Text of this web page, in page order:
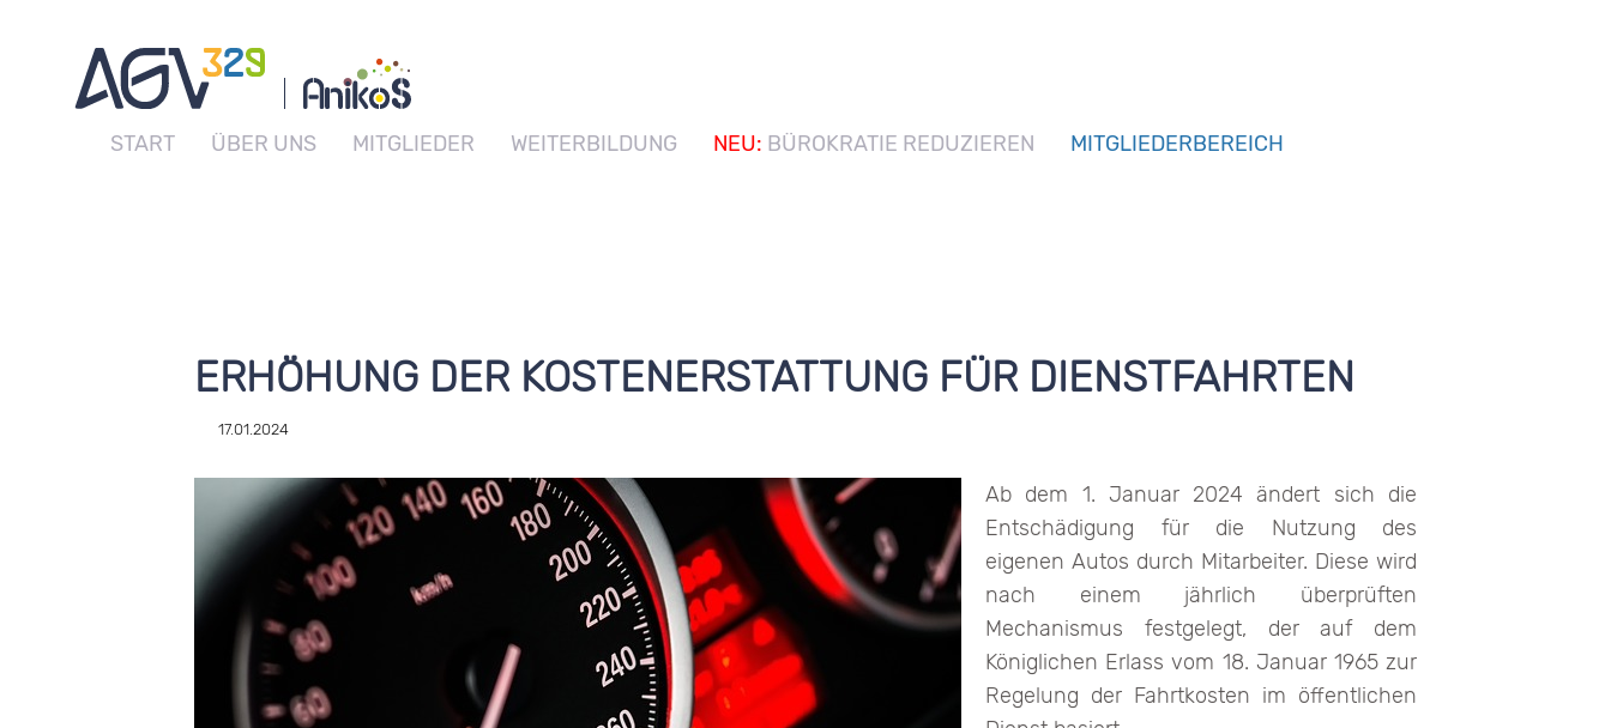
START ÜBER UNS MITGLIEDER WEITERBILDUNG NEU: BÜROKRATIE REDUZIEREN MITGLIEDERBEREICH
ERHÖHUNG DER KOSTENERSTATTUNG FÜR DIENSTFAHRTEN
17.01.2024
Ab dem 1. Januar 2024 ändert sich die
Entschädigung für die Nutzung des
eigenen Autos durch Mitarbeiter. Diese wird
nach einem jährlich überprüften
Mechanismus festgelegt, der auf dem
Königlichen Erlass vom 18. Januar 1965 zur
Regelung der Fahrtkosten im öffentlichen